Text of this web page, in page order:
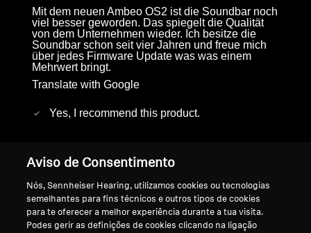
Mit dem neuen Ambeo OS2 ist die Soundbar noch
viel besser geworden. Das spiegelt die Qualität
von dem Unternehmen wieder. Ich besitze die
Soundbar schon seit vier Jahren und freue mich
über jedes Firmware Update was was einem
Mehrwert bringt.
Translate with Google
Yes, I recommend this product.
Quality of Product, 5.0 out of 5
Value of Product
Value of Product, 4.0 out of 5
4.0
Aviso de Consentimento
Nós, Sennheiser Hearing, utilizamos cookies ou tecnologias
semelhantes para fins técnicos e outros tipos de cookies
para te oferecer a melhor experiência durante a tua visita.
Podes gerir as definições de cookies clicando na ligação